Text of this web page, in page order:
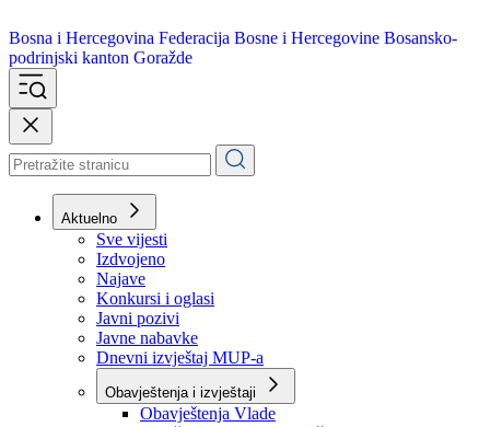
Bosna i Hercegovina
podrinjski kanton Goražde
Aktuelno
Sve vijesti
Izdvojeno
Najave
Konkursi i oglasi
Javni pozivi
Javne nabavke
Dnevni izvještaj MUP-a